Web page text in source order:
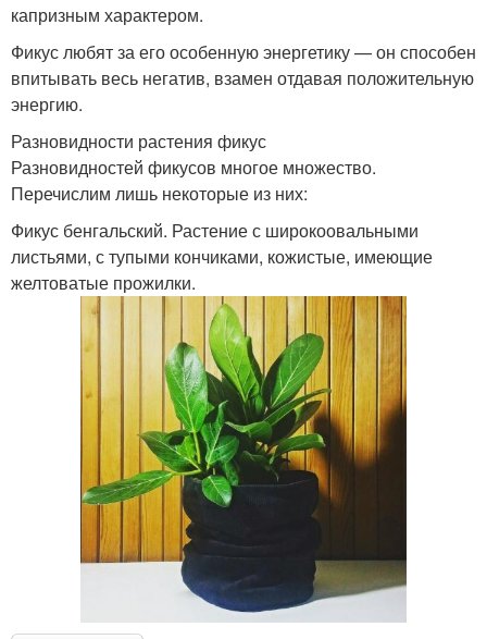
капризным характером.
Фикус любят за его особенную энергетику — он способен
впитывать весь негатив, взамен отдавая положительную
энергию.
Разновидности растения фикус
Разновидностей фикусов многое множество.
Перечислим лишь некоторые из них:
Фикус бенгальский. Растение с широкоовальными
листьями, с тупыми кончиками, кожистые, имеющие
желтоватые прожилки.